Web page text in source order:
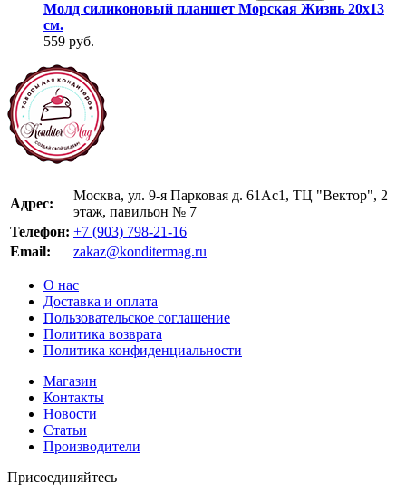
Молд силиконовый планшет Морская Жизнь 20х13
см.
559 руб.
Адрес:
Москва, ул. 9-я Парковая д. 61Ас1, ТЦ "Вектор", 2
этаж, павильон № 7
Телефон: +7 (903) 798-21-16
Email:
zakaz@konditermag.ru
О нас
Доставка и оплата
Пользовательское соглашение
Политика возврата
Политика конфиденциальности
Магазин
Контакты
Новости
Статьи
Производители
Присоединяйтесь